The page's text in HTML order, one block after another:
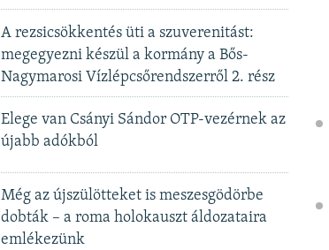
A rezsicsökkentés üti a szuverenitást:
megegyezni készül a kormány a Bős-
Nagymarosi Vízlépcsőrendszerről 2. rész
Elege van Csányi Sándor OTP-vezérnek az
újabb adókból
Még az újszülötteket is meszesgödörbe
dobták – a roma holokauszt áldozataira
emlékezünk